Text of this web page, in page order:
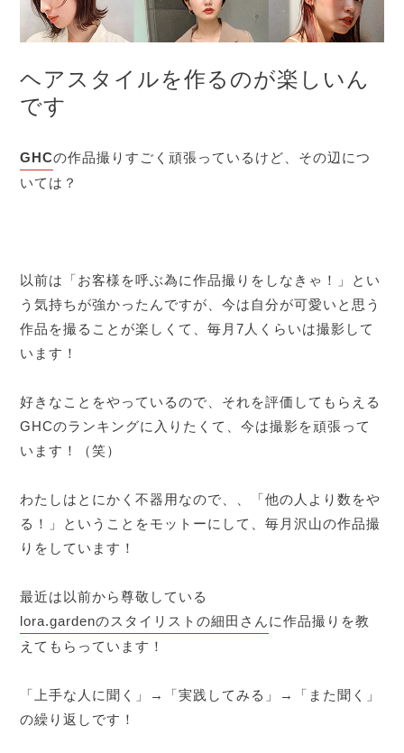
ヘアスタイルを作るのが楽しいん
です
GHCの作品撮りすごく頑張っているけど、その辺につ
いては？
以前は「お客様を呼ぶ為に作品撮りをしなきゃ！」とい
う気持ちが強かったんですが、今は自分が可愛いと思う
作品を撮ることが楽しくて、毎月7人くらいは撮影して
います！
好きなことをやっているので、それを評価してもらえる
GHCのランキングに入りたくて、今は撮影を頑張って
います！（笑）
わたしはとにかく不器用なので、、「他の人より数をや
る！」ということをモットーにして、毎月沢山の作品撮
りをしています！
最近は以前から尊敬している
lora.gardenのスタイリストの細田さんに作品撮りを教
えてもらっています！
「上手な人に聞く」→「実践してみる」→「また聞く」
の繰り返しです！